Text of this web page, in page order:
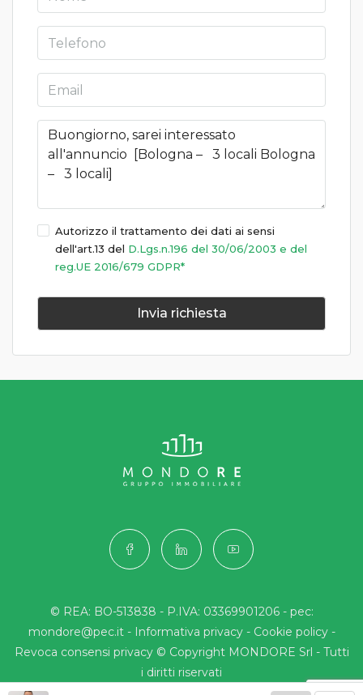
Autorizzo il trattamento dei dati ai sensi
dell'art.13 del D.Lgs.n.196 del 30/06/2003 e del
reg.UE 2016/679 GDPR*
Invia richiesta
© REA: BO-513838 - P.IVA: 03369901206 - pec:
mondore@pec.it - Informativa privacy- Cookie policy-
Revoca consensi privacy© Copyright MONDORE Srl - Tutti
i diritti riservati